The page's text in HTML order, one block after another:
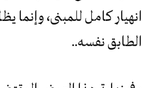
انهيار كامل للمبنى، وإنما
الطابق نفسه..